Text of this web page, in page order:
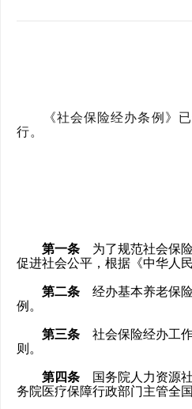
《社会保险经办条例》已
行。
第一条 为了规范社会保
促进社会公平，根据《中华人
第二条 经办基本养老保
例。
第三条 社会保险经办工
则。
第四条 国务院人力资源
务院医疗保障行政部门主管全